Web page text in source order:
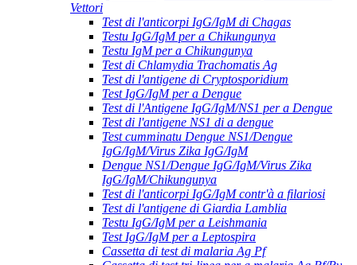
Vettori
Test di l'anticorpi IgG/IgM di Chagas
Testu IgG/IgM per a Chikungunya
Testu IgM per a Chikungunya
Test di Chlamydia Trachomatis Ag
Test di l'antigene di Cryptosporidium
Test IgG/IgM per a Dengue
Test di l'Antigene IgG/IgM/NS1 per a Dengue
Test di l'antigene NS1 di a dengue
Test cumminatu Dengue NS1/Dengue
IgG/IgM/Virus Zika IgG/IgM
Dengue NS1/Dengue IgG/IgM/Virus Zika
IgG/IgM/Chikungunya
Test di l'anticorpi IgG/IgM contr'à a filariosi
Test di l'antigene di Giardia Lamblia
Testu IgG/IgM per a Leishmania
Test IgG/IgM per a Leptospira
Cassetta di test di malaria Ag Pf